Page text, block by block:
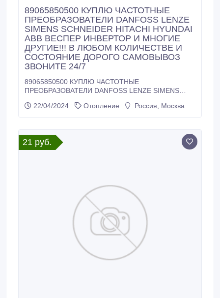
89065850500 КУПЛЮ ЧАСТОТНЫЕ
ПРЕОБРАЗОВАТЕЛИ DANFOSS LENZE
SIMENS SCHNEIDER HITACHI HYUNDAI
ABB ВЕСПЕР ИНВЕРТОР И МНОГИЕ
ДРУГИЕ!!! В ЛЮБОМ КОЛИЧЕСТВЕ И
СОСТОЯНИЕ ДОРОГО САМОВЫВОЗ
ЗВОНИТЕ 24/7
89065850500 КУПЛЮ ЧАСТОТНЫЕ
ПРЕОБРАЗОВАТЕЛИ DANFOSS LENZE SIMENS
ИНВЕРТОР И МНОГИЕ ДРУГИЕ!!! В ЛЮБОМ
22/04/2024 Отопление Россия, Москва
21 руб.